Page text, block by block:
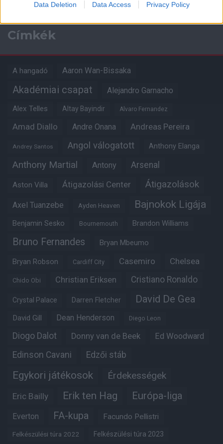
Data Deletion Data Access Privacy Policy
Címkék
A hangadó Aaron Wan-Bissaka
Akadémiai csapat Alejandro Garnacho
Alex Telles Altay Bayindir Alvaro Fernandez
Amad Diallo Andre Onana Andreas Pereira
Andrey Santos Angol válogatott Anthony Elanga
Anthony Martial Antony Arsenal
Aston Villa Átigazolási Center Átigazolások
Axel Tuanzebe Ayden Heaven Bajnokok Ligája
Benjamin Sesko Bournemouth Brandon Williams
Bruno Fernandes Bryan Mbeumo
Bryan Robson Cardiff City Casemiro Chelsea
Chido Obi Christian Eriksen Cristiano Ronaldo
Crystal Palace Darren Fletcher David De Gea
David Gill Dean Henderson Diego Leon
Diogo Dalot Donny van de Beek Ed Woodward
Edinson Cavani Edzői stáb
Egykori játékosok Érdekességek
Eric Bailly Erik ten Hag Európa-liga
Everton FA-kupa Facundo Pellistri
Felkészülési túra 2022 Felkészülési túra 2023